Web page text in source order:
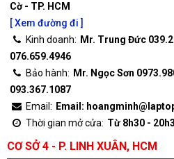
Cờ - TP. HCM
[ Xem đường đi ]
Kinh doanh: Mr. Trung Đức
076.659.4946
Bảo hành: Mr. Ngọc Sơn
093.367.1087
Email: Email:
Thời gian mở cửa: Từ 8h30 -
CƠ SỞ 4 - P. LINH XUÂN, HCM